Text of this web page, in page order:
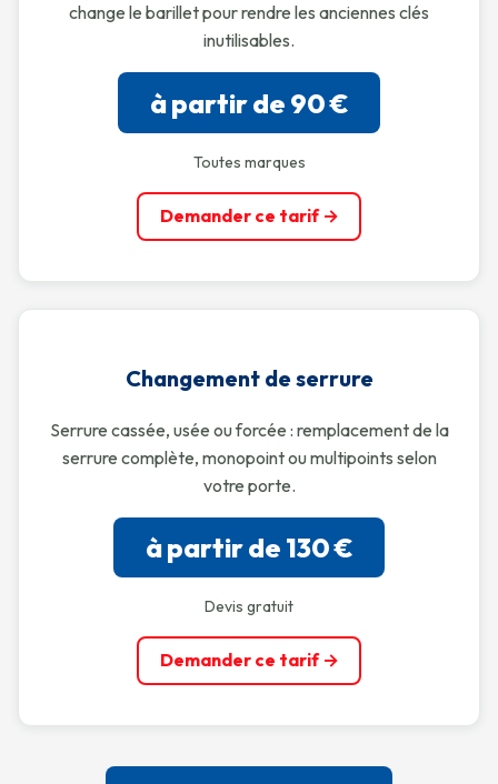
change le barillet pour rendre les anciennes clés
inutilisables.
à partir de 90 €
Toutes marques
Demander ce tarif →
Changement de serrure
Serrure cassée, usée ou forcée : remplacement de la
serrure complète, monopoint ou multipoints selon
votre porte.
à partir de 130 €
Devis gratuit
Demander ce tarif →